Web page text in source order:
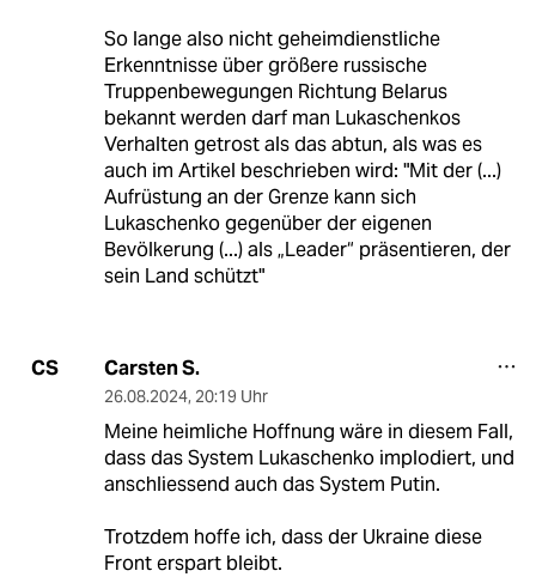
So lange also nicht geheimdienstliche
Erkenntnisse über größere russische
Truppenbewegungen Richtung Belarus
bekannt werden darf man Lukaschenkos
Verhalten getrost als das abtun, als was es
auch im Artikel beschrieben wird: "Mit der (...)
Aufrüstung an der Grenze kann sich
Lukaschenko gegenüber der eigenen
Bevölkerung (...) als „Leader“ präsentieren, der
sein Land schützt"
CS Carsten S.
26.08.2024, 20:19 Uhr
Meine heimliche Hoffnung wäre in diesem Fall,
dass das System Lukaschenko implodiert, und
anschliessend auch das System Putin.
Trotzdem hoffe ich, dass der Ukraine diese
Front erspart bleibt.